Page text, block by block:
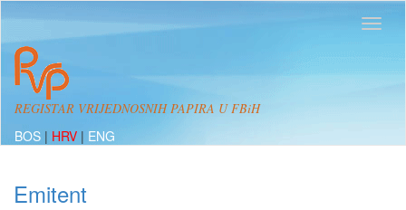
REGISTAR VRIJEDNOSNIH PAPIRA U FBiH
BOS | HRV | ENG
Emitent